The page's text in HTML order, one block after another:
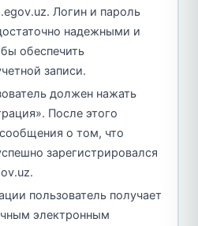
Логин и пароль
надежными и
обеспечить
записи.
должен нажать
После этого
о том, что
зарегистрировался
пользователь получает
электронным